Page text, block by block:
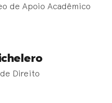
de Apoio Acadêmico
Direito